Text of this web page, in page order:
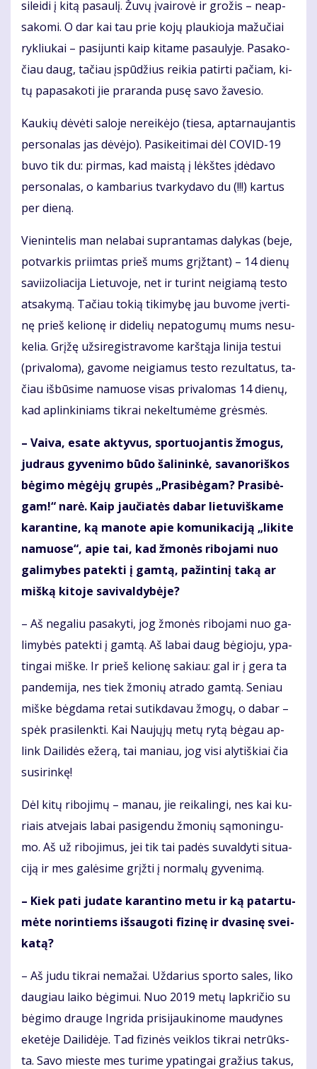
si­lei­di į ki­tą pa­sau­lį. Žu­vų įvai­ro­vė ir gro­žis – ne­ap­
sa­ko­mi. O dar kai tau prie ko­jų plau­kio­ja ma­žu­čiai
ryk­liu­kai – pa­si­jun­ti kaip ki­ta­me pa­sau­ly­je. Pa­sa­ko­
čiau daug, ta­čiau įspū­džius rei­kia pa­tir­ti pa­čiam, ki­
tų pa­pa­sa­ko­ti jie pra­ran­da pu­sę sa­vo ža­ve­sio.
Kau­kių dė­vė­ti sa­lo­je ne­rei­kė­jo (tie­sa, ap­tar­nau­jan­tis
per­so­na­las jas dė­vė­jo). Pa­si­kei­ti­mai dėl CO­VID-19
bu­vo tik du: pir­mas, kad mais­tą į lėkš­tes įdė­da­vo
per­so­na­las, o kam­ba­rius tvar­ky­da­vo du (!!!) kar­tus
per die­ną.
Vie­nin­te­lis man ne­la­bai su­pran­ta­mas da­ly­kas (be­je,
po­tvar­kis pri­im­tas prieš mums grįž­tant) – 14 die­nų
sa­vi­i­zo­lia­ci­ja Lie­tu­vo­je, net ir tu­rint ne­igia­mą tes­to
at­sa­ky­mą. Ta­čiau to­kią ti­ki­my­bę jau bu­vo­me įver­ti­
nę prieš ke­lio­nę ir di­de­lių ne­pa­to­gu­mų mums ne­su­
ke­lia. Grį­žę už­si­re­gist­ra­vo­me karš­tą­ja li­ni­ja tes­tui
(pri­va­lo­ma), ga­vo­me ne­igia­mus tes­to re­zul­ta­tus, ta­
čiau iš­bū­si­me na­muo­se vi­sas pri­va­lo­mas 14 die­nų,
kad ap­lin­ki­niams tik­rai ne­kel­tu­mė­me grės­mės.
– Vai­va, esa­te ak­ty­vus, spor­tuo­jan­tis žmo­gus,
jud­raus gy­ve­ni­mo bū­do ša­li­nin­kė, sa­va­no­riš­kos
bė­gi­mo mė­gė­jų gru­pės „Pra­si­bė­gam? Pra­si­bė­
gam!“ na­rė. Kaip jau­čia­tės da­bar lie­tu­viš­ka­me
ka­ran­ti­ne, ką ma­no­te apie ko­mu­ni­ka­ci­ją „li­ki­te
na­muo­se“, apie tai, kad žmo­nės ri­bo­ja­mi nuo
ga­li­my­bes pa­tek­ti į gam­tą, pa­žin­ti­nį ta­ką ar
miš­ką ki­to­je sa­vi­val­dy­bė­je?
– Aš ne­ga­liu pa­sa­ky­ti, jog žmo­nės ri­bo­ja­mi nuo ga­
li­my­bės pa­tek­ti į gam­tą. Aš la­bai daug bė­gio­ju, ypa­
tin­gai miš­ke. Ir prieš ke­lio­nę sa­kiau: gal ir į ge­ra ta
pan­de­mi­ja, nes tiek žmo­nių at­ra­do gam­tą. Se­niau
miš­ke bėg­da­ma re­tai su­tik­da­vau žmo­gų, o da­bar –
spėk pra­si­lenk­ti. Kai Nau­jų­jų me­tų ry­tą bė­gau ap­
link Dai­li­dės eže­rą, tai ma­niau, jog vi­si aly­tiš­kiai čia
susi­rin­kę!
Dėl ki­tų ri­bo­ji­mų – ma­nau, jie rei­ka­lin­gi, nes kai ku­
riais at­ve­jais la­bai pa­si­gen­du žmo­nių są­mo­nin­gu­
mo. Aš už ri­bo­ji­mus, jei tik tai pa­dės su­val­dy­ti si­tu­a­
ci­ją ir mes ga­lė­si­me grįž­ti į nor­ma­lų gy­ve­ni­mą.
– Kiek pa­ti ju­da­te ka­ran­ti­no me­tu ir ką pa­tar­tu­
mė­te no­rin­tiems iš­sau­go­ti fi­zi­nę ir dva­si­nę svei­
ka­tą?
– Aš ju­du tik­rai ne­ma­žai. Už­da­rius spor­to sa­les, li­ko
dau­giau lai­ko bė­gi­mui. Nuo 2019 me­tų lap­kri­čio su
bė­gi­mo drau­ge In­gri­da pri­si­jau­ki­no­me mau­dy­nes
eke­tė­je Dai­li­dė­je. Tad fi­zi­nės veik­los tik­rai ne­trūks­
ta. Sa­vo mies­te mes tu­ri­me ypa­tin­gai gra­žius ta­kus,